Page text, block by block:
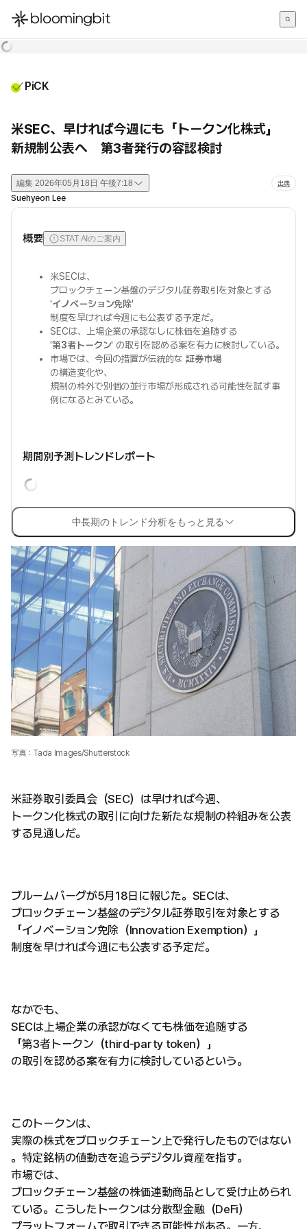
한국어
PiCK
米SEC、早ければ今週にも「トークン化株式」
新規制公表へ 第3者発行の容認検討
編集 2026年05月18日 午後7:18 出典
Suehyeon Lee
概要 STAT AIのご案内
米SECは、
ブロックチェーン基盤のデジタル証券取引を対象とする
'イノベーション免除'
制度を早ければ今週にも公表する予定だ。
SECは、上場企業の承認なしに株価を追随する
'第3者トークン' の取引を認める案を有力に検討している。
市場では、今回の措置が伝統的な 証券市場
の構造変化や、
規制の枠外で別個の並行市場が形成される可能性を試す事
例になるとみている。
期間別予測トレンドレポート
中長期のトレンド分析をもっと見る
写真：Tada Images/Shutterstock
米証券取引委員会（SEC）は早ければ今週、
トークン化株式の取引に向けた新たな規制の枠組みを公表
する見通しだ。
ブルームバーグが5月18日に報じた。SECは、
ブロックチェーン基盤のデジタル証券取引を対象とする
「イノベーション免除（Innovation Exemption）」
制度を早ければ今週にも公表する予定だ。
なかでも、
SECは上場企業の承認がなくても株価を追随する
「第3者トークン（third-party token）」
の取引を認める案を有力に検討しているという。
このトークンは、
実際の株式をブロックチェーン上で発行したものではない
。特定銘柄の値動きを追うデジタル資産を指す。
市場では、
ブロックチェーン基盤の株価連動商品として受け止められ
ている。こうしたトークンは分散型金融（DeFi）
プラットフォームで取引できる可能性がある。一方、